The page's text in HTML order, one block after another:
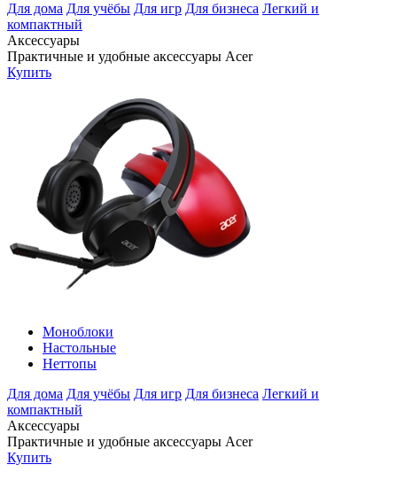
Для дома Для учёбы Для игр Для бизнеса Легкий и
компактный
Аксессуары
Практичные и удобные аксессуары Acer
Купить
Моноблоки
Настольные
Неттопы
Для дома Для учёбы Для игр Для бизнеса Легкий и
компактный
Аксессуары
Практичные и удобные аксессуары Acer
Купить